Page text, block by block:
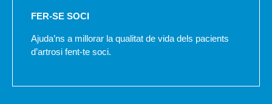
FER-SE SOCI
Ajuda’ns a millorar la qualitat de vida dels pacients
d’artrosi fent-te soci.